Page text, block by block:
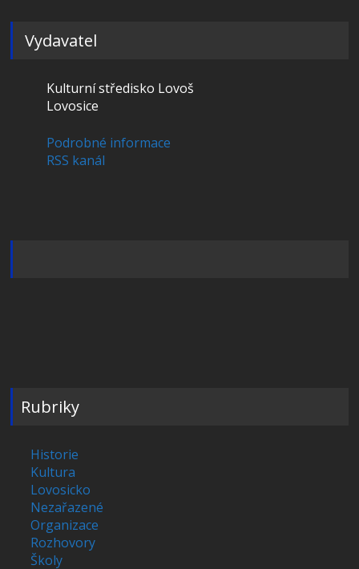
Vydavatel
Kulturní středisko Lovoš
Lovosice
Podrobné informace
RSS kanál
Rubriky
Historie
Kultura
Lovosicko
Nezařazené
Organizace
Rozhovory
Školy